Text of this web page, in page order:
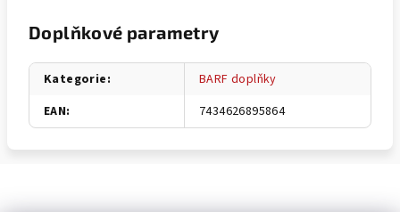
Doplňkové parametry
Kategorie:
BARF doplňky
EAN: 7434626895864